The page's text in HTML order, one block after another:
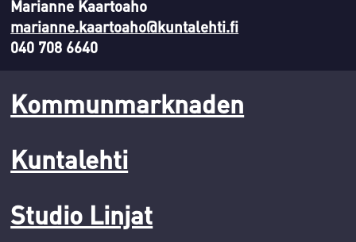
Marianne Kaartoaho
marianne.kaartoaho@kuntalehti.fi
040 708 6640
Kommunmarknaden
Kuntalehti
Studio Linjat